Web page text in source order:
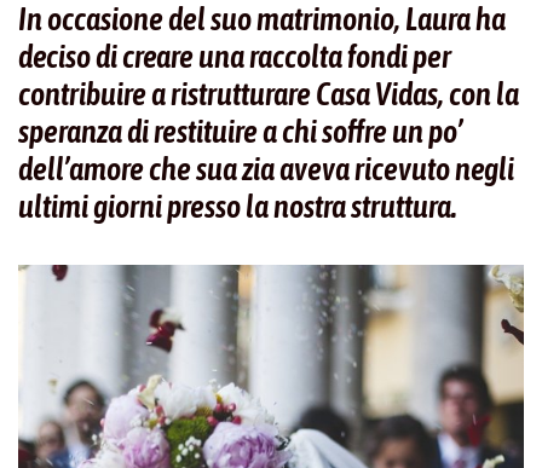
In occasione del suo matrimonio, Laura ha
deciso di creare una raccolta fondi per
contribuire a ristrutturare Casa Vidas, con la
speranza di restituire a chi soffre un po’
dell’amore che sua zia aveva ricevuto negli
ultimi giorni presso la nostra struttura.